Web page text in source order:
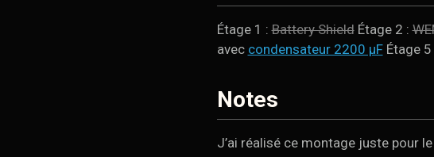
Étage 1 :Battery ShieldÉtage 2 :
avec condensateur 2200 µFÉtage
Notes
J’ai réalisé ce montage juste pour